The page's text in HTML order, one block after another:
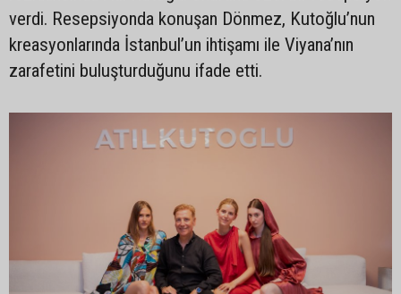
verdi. Resepsiyonda konuşan Dönmez, Kutoğlu’nun
kreasyonlarında İstanbul’un ihtişamı ile Viyana’nın
zarafetini buluşturduğunu ifade etti.